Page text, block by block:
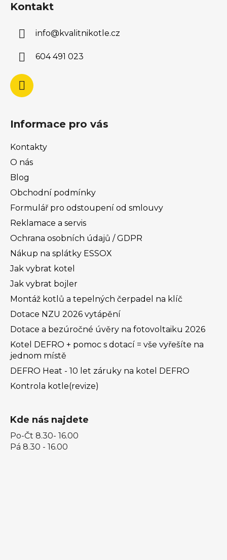
í
Kontakt
info@ kvalitnikotle.cz
604 491 023
Informace pro vás
Kontakty
O nás
Blog
Obchodní podmínky
Formulář pro odstoupení od smlouvy
Reklamace a servis
Ochrana osobních údajů / GDPR
Nákup na splátky ESSOX
Jak vybrat kotel
Jak vybrat bojler
Montáž kotlů a tepelných čerpadel na klíč
Dotace NZU 2026 vytápění
Dotace a bezúročné úvěry na fotovoltaiku 2026
Kotel DEFRO + pomoc s dotací = vše vyřešíte na
jednom místě
DEFRO Heat - 10 let záruky na kotel DEFRO
Kontrola kotle(revize)
Kde nás najdete
Po-Čt 8.30- 16.00
Pá 8.30 - 16.00